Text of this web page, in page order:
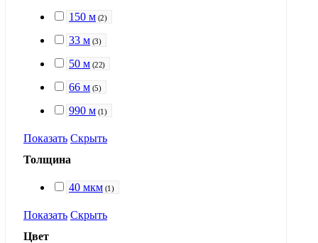
150 м (2)
33 м (3)
50 м (22)
66 м (5)
990 м (1)
Показать Скрыть
Толщина
40 мкм (1)
Показать Скрыть
Цвет